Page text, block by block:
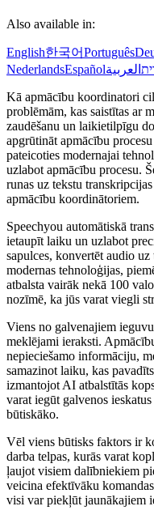
Also available in:
English한국어Português
NederlandsEspañolالعربية
Kā apmācību koordinatori
problēmām, kas saistītas ar
zaudēšanu un laikietilpīgu
apgrūtināt apmācību
pateicoties modernajai
uzlabot apmācību procesu.
runas uz tekstu
apmācību koordinātoriem.
Speechyou automātiskā
ietaupīt laiku un uzlabot
sapulces, konvertēt audio
modernas tehnoloģijas,
atbalsta vairāk nekā 100
nozīmē, ka jūs varat viegli
Viens no galvenajiem
meklējami ieraksti.
nepieciešamo informāciju,
samazinot laiku, kas
izmantojot AI atbalstītās
varat iegūt galvenos
būtiskāko.
Vēl viens būtisks faktors ir
darba telpas, kurās varat
ļaujot visiem dalībniekiem
veicina efektīvāku
visi var piekļūt jaunākajiem